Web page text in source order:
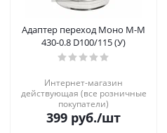
Адаптер переход Моно М-М
430-0.8 D100/115 (У)
Интернет-магазин
действующая (все розничные
покупатели)
399 руб./шт